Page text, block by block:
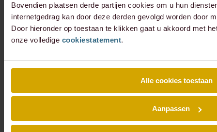
Bovendien plaatsen derde partijen cookies om u hun
internetgedrag kan door deze derden gevolgd worden door
Door hieronder op toestaan te klikken gaat u akkoord met
onze volledige cookiestatement.
Alle cookies toestaan
Aanpassen